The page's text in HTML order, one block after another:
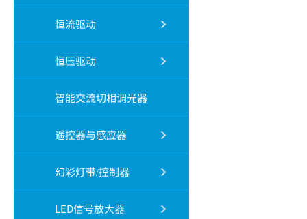
恒流驱动
恒压驱动
智能交流切相调光器
遥控器与感应器
幻彩灯带/控制器
LED信号放大器